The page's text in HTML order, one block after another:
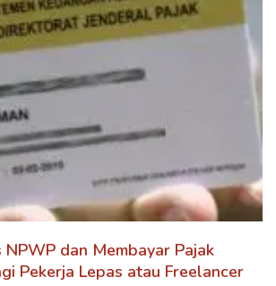
dan Membayar Pajak
Pekerja Lepas atau Freelancer